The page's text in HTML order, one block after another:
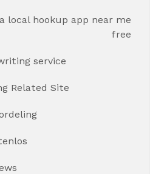
local hookup app near me
free
service
Related Site